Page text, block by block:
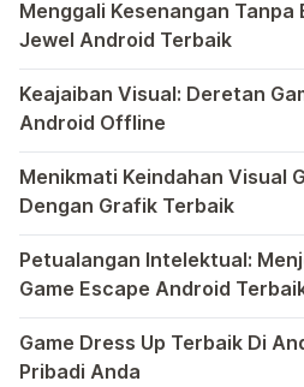
Menggali Kesenangan Tanpa
Jewel Android Terbaik
Dalam hiruk-pikuk dunia game
Keajaiban Visual: Deretan
Android Offline
Ponsel pintar telah mengubah
Menikmati Keindahan Visual
Dengan Grafik Terbaik
Semakin berkembangnya
Petualangan Intelektual:
Game Escape Android
Dalam dunia game Android,
Game Dress Up Terbaik Di
Pribadi Anda